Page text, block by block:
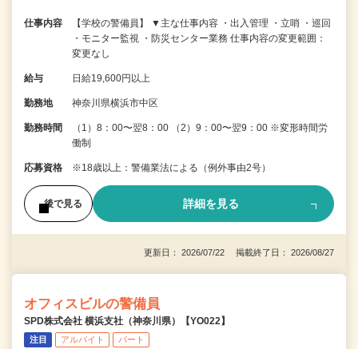
仕事内容
【学校の警備員】 ▼主な仕事内容 ・出入管理 ・立哨 ・巡回
・モニター監視 ・防災センター業務 仕事内容の変更範囲：
変更なし
給与 日給19,600円以上
勤務地 神奈川県横浜市中区
勤務時間
（1）8：00〜翌8：00 （2）9：00〜翌9：00 ※変形時間労
働制
応募資格 ※18歳以上：警備業法による（例外事由2号）
後で見る 詳細を見る
更新日： 2026/07/22 掲載終了日： 2026/08/27
オフィスビルの警備員
SPD株式会社 横浜支社（神奈川県）【YO022】
注目 アルバイト パート